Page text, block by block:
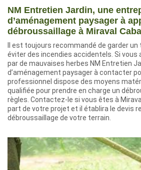
NM Entretien Jardin, une
d’aménagement paysager à
débroussaillage à Miraval
Il est toujours recommandé de garder
éviter des incendies accidentels. Si vous
par de mauvaises herbes NM Entretien
d’aménagement paysager à contacter
professionnel dispose des moyens
qualifiée pour prendre en charge un
règles. Contactez-le si vous êtes à
part de votre projet et il établira le devis
débroussaillage de votre terrain.